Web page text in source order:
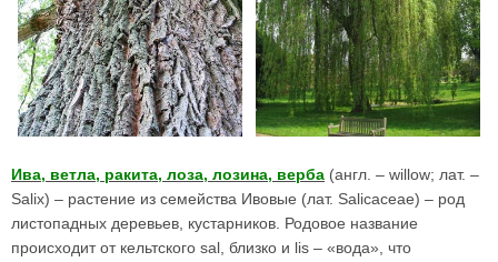
Ива, ветла, ракита, лоза, лозина, верба (англ. – willow; лат. –
Salix) – растение из семейства Ивовые (лат. Salicaceae) – род
листопадных деревьев, кустарников. Родовое название
происходит от кельтского sal, близко и lis – «вода», что